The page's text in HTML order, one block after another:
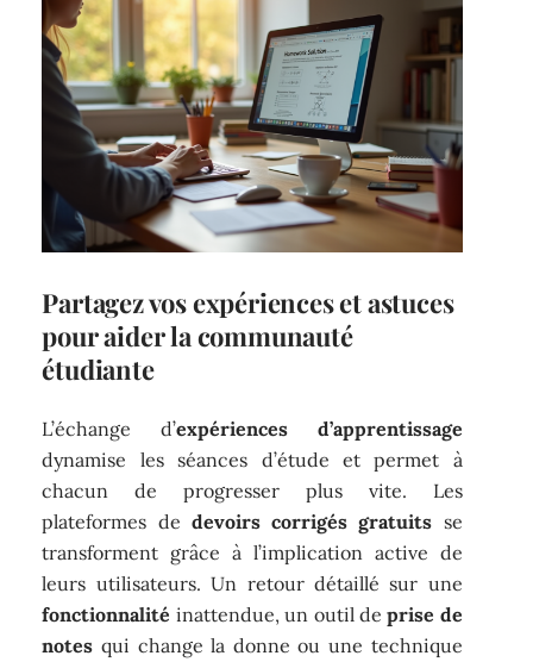
Partagez vos expériences et astuces
pour aider la communauté
étudiante
L’échange d’expériences d’apprentissage
dynamise les séances d’étude et permet à
chacun de progresser plus vite. Les
plateformes de devoirs corrigés gratuits se
transforment grâce à l’implication active de
leurs utilisateurs. Un retour détaillé sur une
fonctionnalité inattendue, un outil deprise de
notes qui change la donne ou une technique